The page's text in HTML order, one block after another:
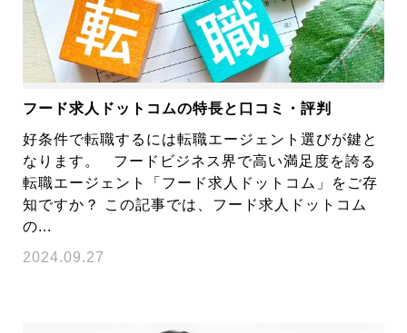
フード求人ドットコムの特長と口コミ・評判
好条件で転職するには転職エージェント選びが鍵と
なります。 フードビジネス界で高い満足度を誇る
転職エージェント「フード求人ドットコム」をご存
知ですか？ この記事では、フード求人ドットコム
の...
2024.09.27